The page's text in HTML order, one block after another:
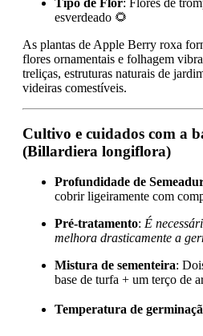
Tipo de Flor: Flores de
esverdeado 🌻
As plantas de Apple Berry roxa
flores ornamentais e folhagem
treliças, estruturas naturais de
videiras comestíveis.
Cultivo e cuidados com a
(Billardiera longiflora)
Profundidade de
cobrir ligeiramente com
Pré-tratamento: É
melhora drasticamente a
Mistura de sementeira:
base de turfa + um terço de
Temperatura de